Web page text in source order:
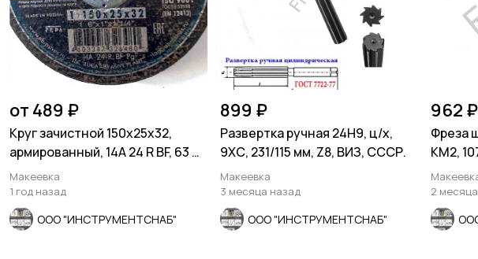
от 489 ₽
Круг зачистной 150х25х32,
армированный, 14А 24 R BF, 63 м/
с, Луга.
Макеевка
1 год назад
ООО "ИНСТРУМЕНТСНАБ"
899 ₽
Развертка ручная 24Н9, ц/х,
9ХС, 231/115 мм, Z8, ВИЗ, СССР.
Макеевка
3 месяца назад
ООО "ИНСТРУМЕНТСНАБ"
962 ₽
Фреза
КМ2,
ВИЗ,
2